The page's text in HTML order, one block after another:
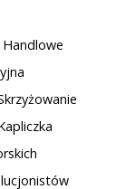
kontrast
Handlowe